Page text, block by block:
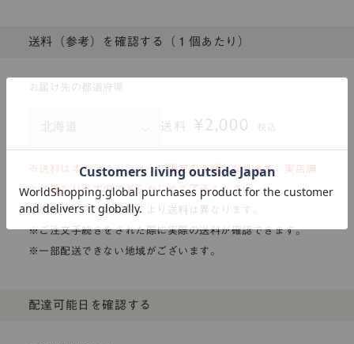
送料（参考）を確認する（１個あたり）
お届け先の都道府県
送料 ¥2,000 税込
※送料はオンラインショップ限定の金額となります。実店舗
とは異なりますのであらかじめご了承ください。
※商品サイズ、お届先により送料は異なります。
※ご注文手続きをされた際に実際の送料が確認できます。
※一部配送できない地域がございます。
配達可能日を確認する